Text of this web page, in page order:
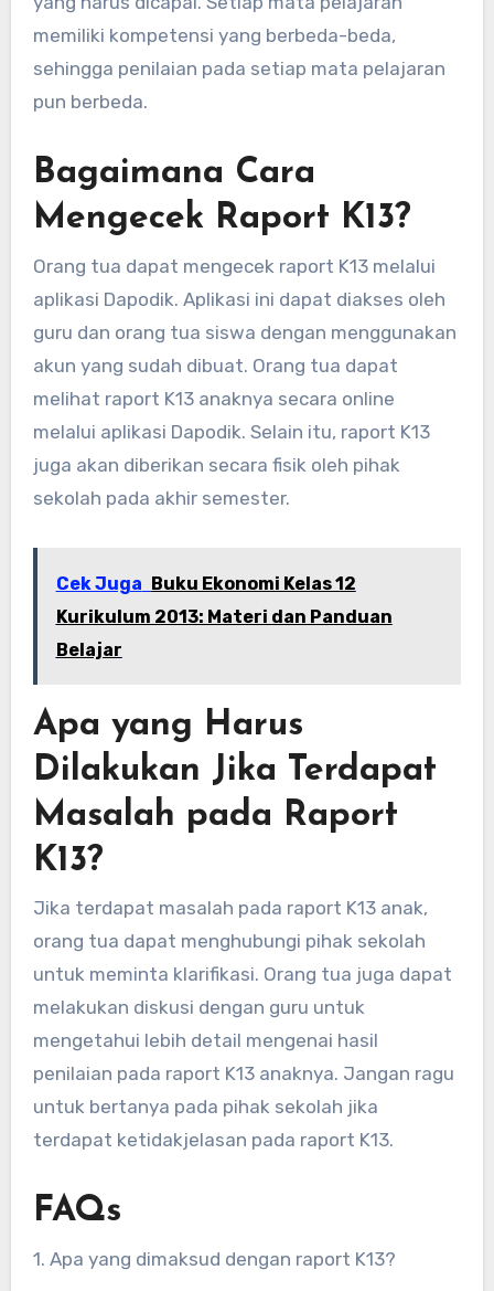
memiliki kompetensi yang berbeda-beda,
sehingga penilaian pada setiap mata pelajaran
pun berbeda.
Bagaimana Cara
Mengecek Raport K13?
Orang tua dapat mengecek raport K13 melalui
aplikasi Dapodik. Aplikasi ini dapat diakses oleh
guru dan orang tua siswa dengan menggunakan
akun yang sudah dibuat. Orang tua dapat
melihat raport K13 anaknya secara online
melalui aplikasi Dapodik. Selain itu, raport K13
juga akan diberikan secara fisik oleh pihak
sekolah pada akhir semester.
Cek Juga Buku Ekonomi Kelas 12
Kurikulum 2013: Materi dan Panduan
Belajar
Apa yang Harus
Dilakukan Jika Terdapat
Masalah pada Raport
K13?
Jika terdapat masalah pada raport K13 anak,
orang tua dapat menghubungi pihak sekolah
untuk meminta klarifikasi. Orang tua juga dapat
melakukan diskusi dengan guru untuk
mengetahui lebih detail mengenai hasil
penilaian pada raport K13 anaknya. Jangan ragu
untuk bertanya pada pihak sekolah jika
terdapat ketidakjelasan pada raport K13.
FAQs
1. Apa yang dimaksud dengan raport K13?